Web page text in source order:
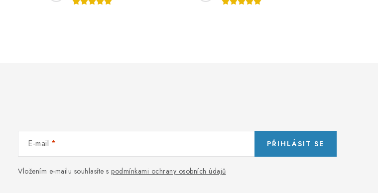
E-mail
Vložením e-mailu souhlasíte s podmínkami ochrany osobních údajů
PŘIHLÁSIT SE